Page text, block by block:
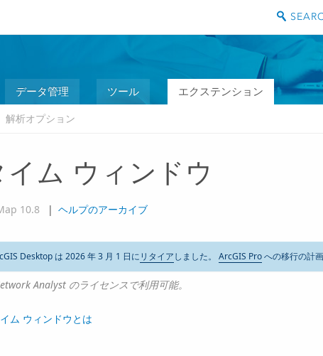
データ管理 ツール エクステンション
解析オプション
イム ウィンドウ
10.8 | ヘルプのアーカイブ
Desktop は 2026 年 3 月 1 日にリタイアしました。 ArcGIS Proへの移行の計
Analyst のライセンスで利用可能。
ム ウィンドウとは